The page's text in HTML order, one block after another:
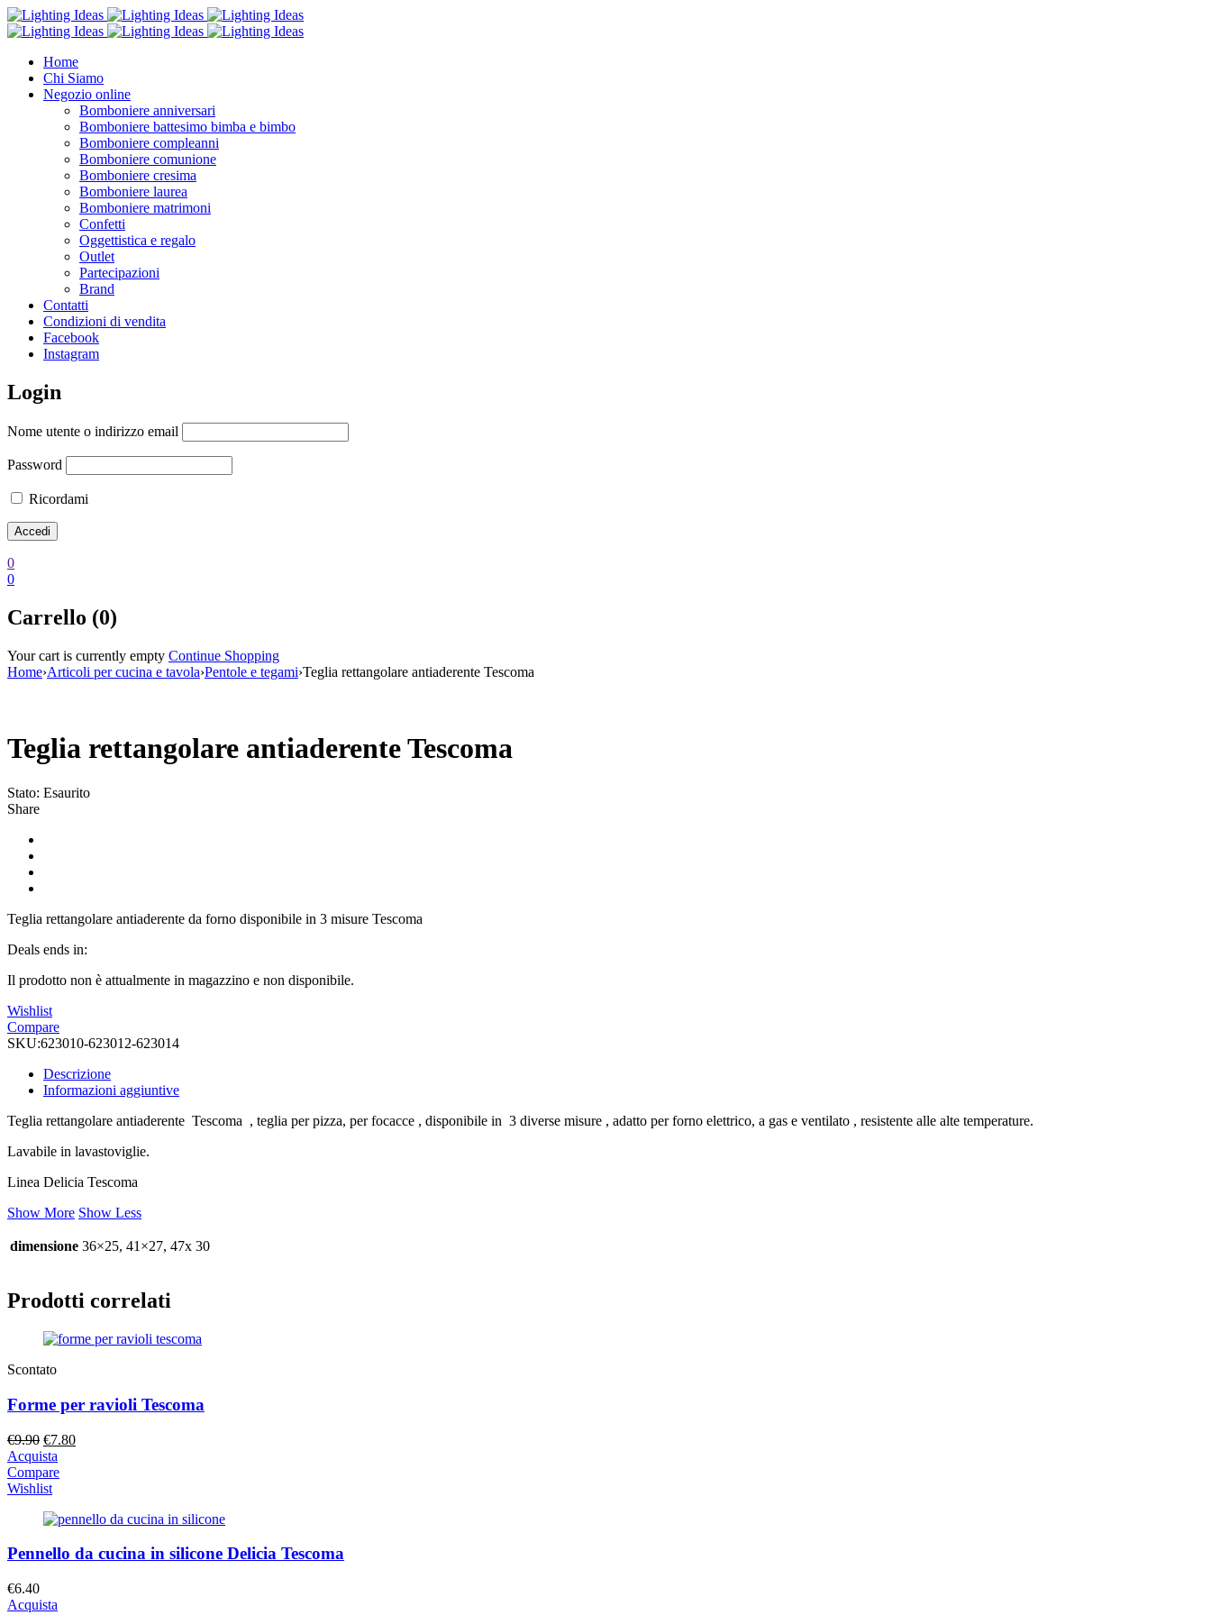
Home
Chi Siamo
Negozio online
Bomboniere anniversari
Bomboniere battesimo bimba e bimbo
Bomboniere compleanni
Bomboniere comunione
Bomboniere cresima
Bomboniere laurea
Bomboniere matrimoni
Confetti
Oggettistica e regalo
Outlet
Partecipazioni
Brand
Contatti
Condizioni di vendita
Facebook
Instagram
Login
Nome utente o indirizzo email
Password
Ricordami
0
0
Carrello (0)
Your cart is currently empty Continue Shopping
Home›Articoli per cucina e tavola›Pentole e tegami›Teglia rettangolare antiaderente Tescoma
Teglia rettangolare antiaderente Tescoma
Stato: Esaurito
Share
Teglia rettangolare antiaderente da forno disponibile in 3 misure Tescoma
Deals ends in:
Il prodotto non è attualmente in magazzino e non disponibile.
Wishlist
Compare
SKU:623010-623012-623014
Descrizione
Informazioni aggiuntive
Teglia rettangolare antiaderente Tescoma , teglia per pizza, per focacce , disponibile in 3 diverse misure , adatto per forno elettrico, a gas e ventilato , resistente alle alte temperature.
Lavabile in lavastoviglie.
Linea Delicia Tescoma
Show More Show Less
dimensione 36×25, 41×27, 47x 30
Prodotti correlati
Scontato
Forme per ravioli Tescoma
€9.90 Il
prezzo
originale
era:
€7.80Il
Acquista
Compare
Wishlist
Pennello da cucina in silicone Delicia Tescoma
€6.40
Acquista